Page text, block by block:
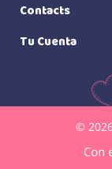
Contacts
Tu Cuenta
©